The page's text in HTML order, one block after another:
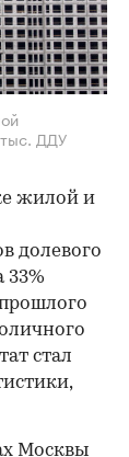
ДДУ
жилой и
долевого
33%
стал
Москвы